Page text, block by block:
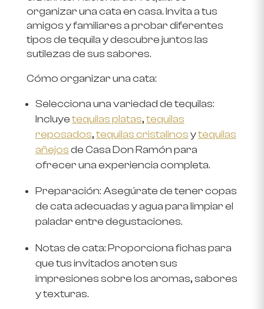
organizar una cata en casa. Invita a tus
amigos y familiares a probar diferentes
tipos de tequila y descubre juntos las
sutilezas de sus sabores.
Cómo organizar una cata:
Selecciona una variedad de tequilas:
Incluyetequilas platas,tequilas
reposados,tequilas cristalinosytequilas
añejosdeCasa Don Ramónpara
ofrecer una experiencia completa.
Preparación: Asegúrate de tener copas
de cata adecuadas y agua para limpiar el
paladar entre degustaciones.
Notas de cata: Proporciona fichas para
que tus invitados anoten sus
impresiones sobre los aromas, sabores
y texturas.